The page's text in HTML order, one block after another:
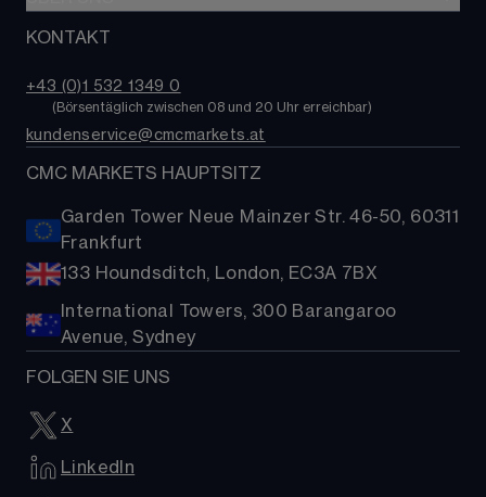
Professioneller Trader
Trading-Kosten
Rohstoffe
ETFs
Kryptowährungen
Aktien-Baskets
MetaTrader 4 (MT4)
Nachrichten & Analysen
Über uns
FAQs
Hilfe
Presse
KONTAKT
+43 (0)1 532 1349 0​
        (
Börsentäglich zwischen 08 und 20 Uhr erreichbar)
kundenservice@cmcmarkets.at
CMC MARKETS HAUPTSITZ
Garden Tower Neue Mainzer Str. 46-50, 60311
Frankfurt
133 Houndsditch, London, EC3A 7BX
International Towers, 300 Barangaroo
Avenue, Sydney
FOLGEN SIE UNS
X
LinkedIn